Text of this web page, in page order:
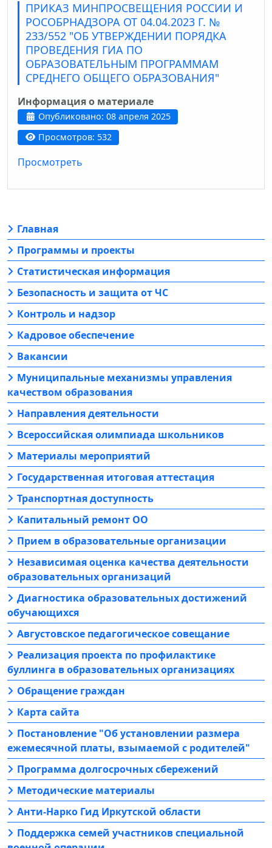
Главная
Программы и проекты
Статистическая информация
Безопасность и защита от ЧС
Контроль и надзор
Кадровое обеспечение
Вакансии
Муниципальные механизмы управления
качеством образования
Направления деятельности
Всероссийская олимпиада школьников
Материалы мероприятий
Государственная итоговая аттестация
Транспортная доступность
Капитальный ремонт ОО
Прием в образовательные организации
Независимая оценка качества деятельности
образовательных организаций
Диагностика образовательных достижений
обучающихся
Августовское педагогическое совещание
Реализация проекта по профилактике
буллинга в образовательных организациях
Обращение граждан
Карта сайта
Постановление "Об установлении размера
ежемесячной платы, взымаемой с родителей"
Программа долгосрочных сбережений
Методические материалы
Анти-Нарко Гид Иркутской области
Поддержка семей участников специальной
ПРИКАЗ МИНПРОСВЕЩЕНИЯ РОССИИ И
РОСОБРНАДЗОРА ОТ 04.04.2023 Г. №
233/552 "ОБ УТВЕРЖДЕНИИ ПОРЯДКА
ПРОВЕДЕНИЯ ГИА ПО
ОБРАЗОВАТЕЛЬНЫМ ПРОГРАММАМ
СРЕДНЕГО ОБЩЕГО ОБРАЗОВАНИЯ"
Информация о материале
Опубликовано: 08 апреля 2025
Просмотров: 532
Просмотреть